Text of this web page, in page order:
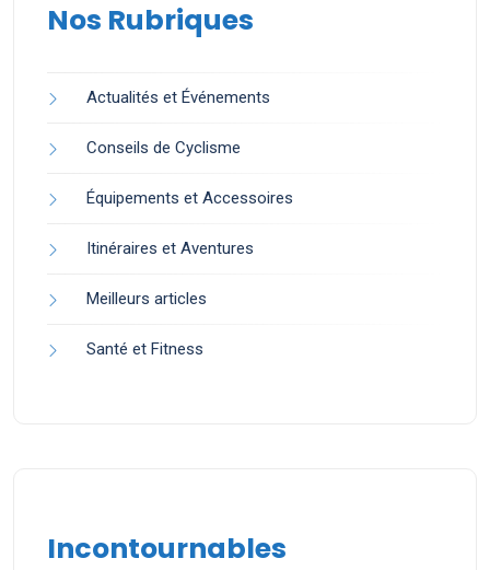
Nos Rubriques
Actualités et Événements
Conseils de Cyclisme
Équipements et Accessoires
Itinéraires et Aventures
Meilleurs articles
Santé et Fitness
Incontournables